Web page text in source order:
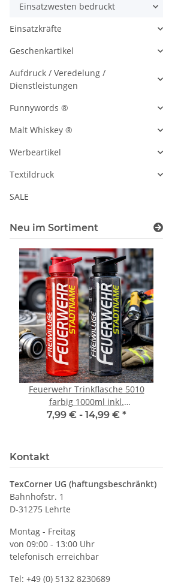
Einsatzwesten bedruckt
Einsatzkräfte
Geschenkartikel
Aufdruck / Veredelung /
Dienstleistungen
Funnywords ®
Malt Whiskey ®
Werbeartikel
Textildruck
SALE
Neu im Sortiment
Feuerwehr Trinkflasche 5010
farbig 1000ml inkl.
Wunschnamen
7,99 € - 14,99 € *
Kontakt
TexCorner UG (haftungsbeschränkt)
Bahnhofstr. 1
D-31275 Lehrte
Montag - Freitag
von 09:00 - 13:00 Uhr
telefonisch erreichbar
Tel: +49 (0) 5132 8230689